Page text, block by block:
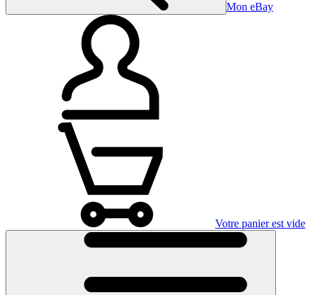
Mon eBay
Votre panier est vide